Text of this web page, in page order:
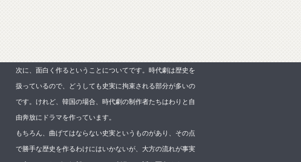
次に、面白く作るということについてです。時代劇は歴史を
扱っているので、どうしても史実に拘束される部分が多いの
です。けれど、韓国の場合、時代劇の制作者たちはわりと自
由奔放にドラマを作っています。
もちろん、曲げてはならない史実というものがあり、その点
で勝手な歴史を作るわけにはいかないが、大方の流れが事実